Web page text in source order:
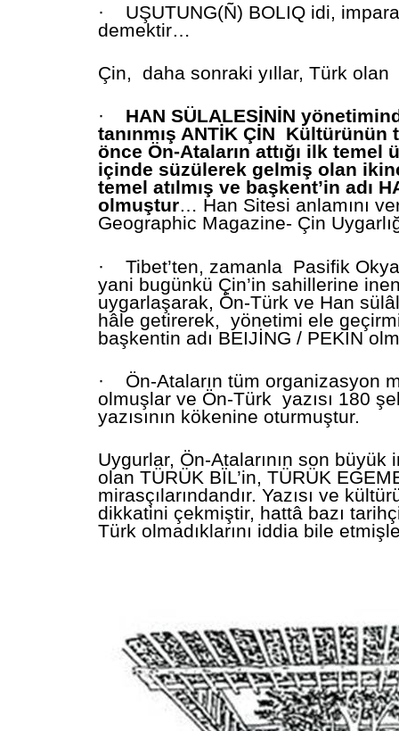
·
UŞUTUNG(Ñ) BOLIQ idi,
demektir…
Çin, daha sonraki yıllar, Türk olan
·
HAN SÜLALESİNİN
tanınmış ANTİK ÇİN Kültürünün
önce Ön-Ataların attığı ilk temel
içinde süzülerek gelmiş olan
temel atılmış ve başkent’in adı
olmuştur… Han Sitesi anlamını
Geographic Magazine- Çin
·
Tibet’ten, zamanla Pasifik
yani bugünkü Çin’in sahillerine
uygarlaşarak, Ön-Türk ve Han
hâle getirerek, yönetimi ele
başkentin adı BEIJİNG / PEKİN
·
Ön-Ataların tüm organizasyon
olmuşlar ve Ön-Türk yazısı 180
yazısının kökenine oturmuştur.
Uygurlar, Ön-Atalarının son büyük
olan TÜRÜK BÏL’in, TÜRÜK
mirasçılarındandır. Yazısı ve
dikkatini çekmiştir, hattâ bazı
Türk olmadıklarını iddia bile